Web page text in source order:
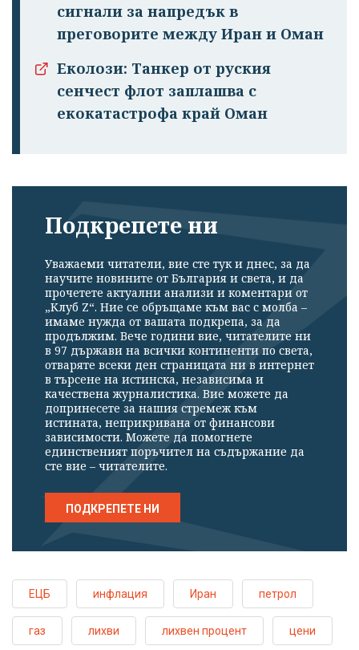
сигнали за напредък в
преговорите между Иран и Оман
Еколози: Танкер от руския
сенчест флот заплашва с
екокатастрофа край Оман
Подкрепете ни
Уважаеми читатели, вие сте тук и днес, за да
научите новините от България и света, и да
прочетете актуални анализи и коментари от
„Клуб Z“. Ние се обръщаме към вас с молба –
имаме нужда от вашата подкрепа, за да
продължим. Вече години вие, читателите ни
в 97 държави на всички континенти по света,
отваряте всеки ден страницата ни в интернет
в търсене на истинска, независима и
качествена журналистика. Вие можете да
допринесете за нашия стремеж към
истината, неприкривана от финансови
зависимости. Можете да помогнете
единственият поръчител на съдържание да
сте вие – читателите.
ПОДКРЕПЕТЕ НИ
ЕЦБ инфлация Иран петрол
газ лихви лихвен процент цени